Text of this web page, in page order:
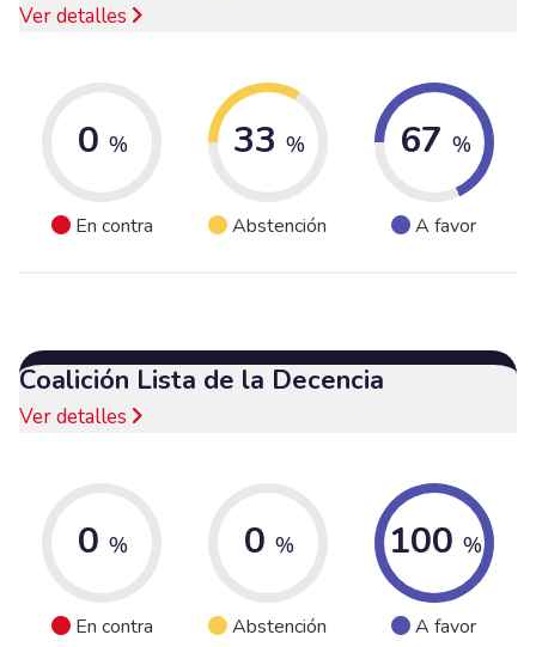
Ver detalles
0 %
En contra
33 %
Abstención
67 %
A favor
Coalición Lista de la Decencia
Ver detalles
0 %
En contra
0 %
Abstención
100 %
A favor